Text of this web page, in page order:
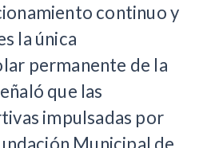
continuo y
la única
permanente de la
que las
impulsadas por
Municipal de